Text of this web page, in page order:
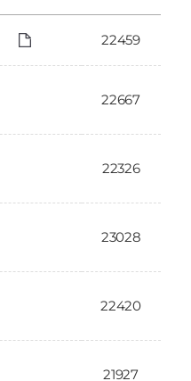
22459
22667
22326
23028
22420
21927